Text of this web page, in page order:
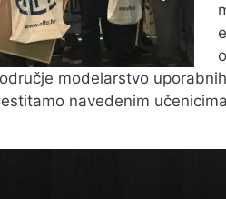
modelarstvo
navedenim